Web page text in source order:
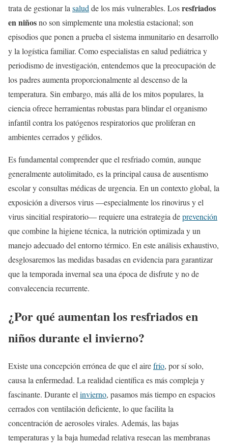
trata de gestionar la salud de los más vulnerables. Losresfriados
en niñosno son simplemente una molestia estacional; son
episodios que ponen a prueba el sistema inmunitario en desarrollo
y la logística familiar. Como especialistas en salud pediátrica y
periodismo de investigación, entendemos que la preocupación de
los padres aumenta proporcionalmente al descenso de la
temperatura. Sin embargo, más allá de los mitos populares, la
ciencia ofrece herramientas robustas para blindar el organismo
infantil contra los patógenos respiratorios que proliferan en
ambientes cerrados y gélidos.
Es fundamental comprender que el resfriado común, aunque
generalmente autolimitado, es la principal causa de ausentismo
escolar y consultas médicas de urgencia. En un contexto global, la
exposición a diversos virus —especialmente los rinovirus y el
virus sincitial respiratorio— requiere una estrategia deprevención
que combine la higiene técnica, la nutrición optimizada y un
manejo adecuado del entorno térmico. En este análisis exhaustivo,
desglosaremos las medidas basadas en evidencia para garantizar
que la temporada invernal sea una época de disfrute y no de
convalecencia recurrente.
¿Por qué aumentan los resfriados en
niños durante el invierno?
Existe una concepción errónea de que el airefrío, por sí solo,
causa la enfermedad. La realidad científica es más compleja y
fascinante. Durante el invierno, pasamos más tiempo en espacios
cerrados con ventilación deficiente, lo que facilita la
concentración de aerosoles virales. Además, las bajas
temperaturas y la baja humedad relativa resecan las membranas